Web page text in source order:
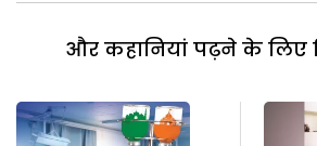
और कहानियां पढ़ने के लिए